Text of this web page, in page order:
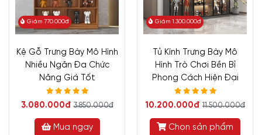
Giảm 770.000đ
Kệ Gỗ Trưng Bày Mô Hình
Nhiều Ngăn Đa Chức
Năng Giá Tốt
3.080.000đ 3.850.000đ
Mua ngay
Giảm 1.300.000đ
Tủ Kính Trưng Bày Mô
Hình Trò Chơi Bền Bỉ
Phong Cách Hiện Đại
10.200.000đ 11.500.000đ
Chọn sản phẩm